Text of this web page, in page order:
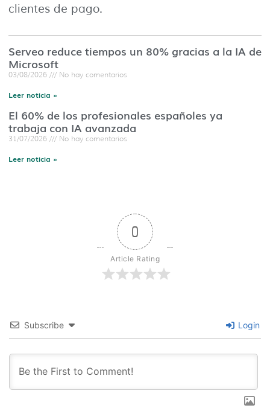
clientes de pago.
Serveo reduce tiempos un 80% gracias a la IA de
Microsoft
03/08/2026 No hay comentarios
Leer noticia »
El 60% de los profesionales españoles ya
trabaja con IA avanzada
31/07/2026 No hay comentarios
Leer noticia »
0
Article Rating
Subscribe Login